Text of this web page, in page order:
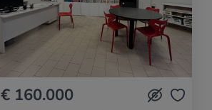
€ 160.000